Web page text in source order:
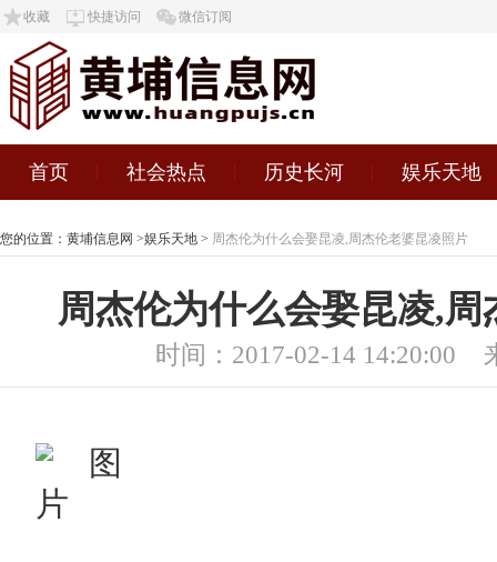
收藏 快捷访问 微信订阅
首页 社会热点 历史长河 娱乐天地
您的位置： 黄埔信息网 >娱乐天地 > 周杰伦为什么会娶昆凌,周杰伦老婆昆凌照片
周杰伦为什么会娶昆凌,
时间：2017-02-14 14:20:00